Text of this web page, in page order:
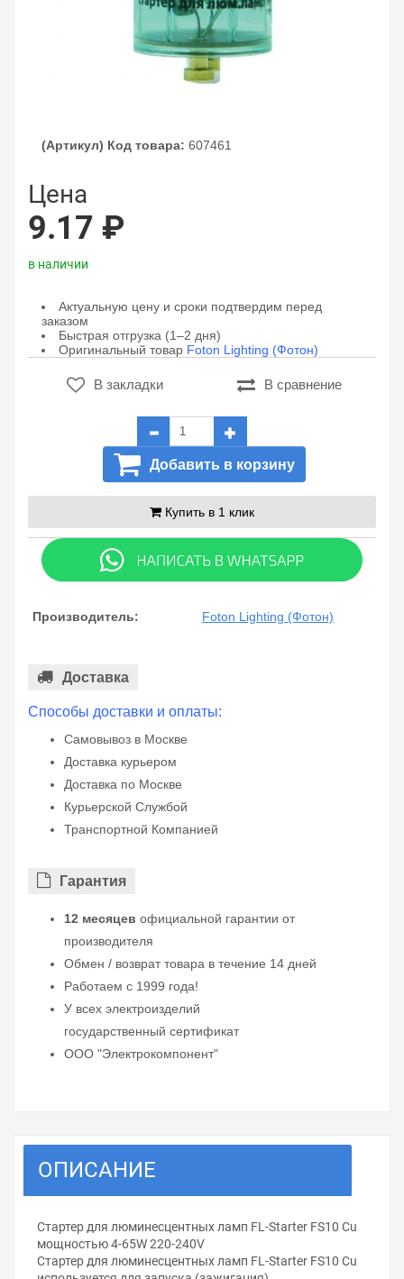
(Артикул) Код товара: 607461
Цена
9.17 ₽
в наличии
Актуальную цену и сроки подтвердим перед
заказом
Быстрая отгрузка (1–2 дня)
Оригинальный товар Foton Lighting (Фотон)
В закладки В сравнение
Добавить в корзину
Купить в 1 клик
Производитель: Foton Lighting (Фотон)
Доставка
Способы доставки и оплаты:
Самовывоз в Москве
Доставка курьером
Доставка по Москве
Курьерской Службой
Транспортной Компанией
Гарантия
12 месяцев официальной гарантии от
производителя
Обмен / возврат товара в течение 14 дней
Работаем с 1999 года!
У всех электроизделий
государственный сертификат
ООО "Электрокомпонент"
ОПИСАНИЕ
Стартер для люминесцентных ламп FL-Starter FS10 Cu
мощностью 4-65W 220-240V
Стартер для люминесцентных ламп FL-Starter FS10 Cu